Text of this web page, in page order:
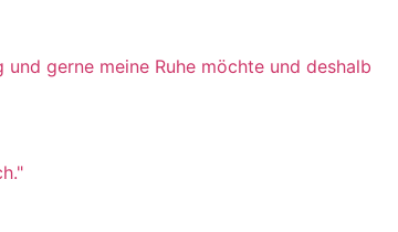
gerne meine Ruhe möchte und deshalb